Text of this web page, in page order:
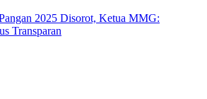
2025 Disorot, Ketua MMG:
Transparan